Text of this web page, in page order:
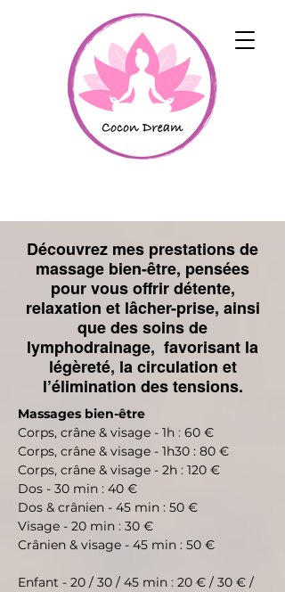
Découvrez mes prestations de
massage bien-être, pensées
pour vous offrir détente,
relaxation et lâcher-prise, ainsi
que des soins de
lymphodrainage, favorisant la
légèreté, la circulation et
l’élimination des tensions.
Massages bien-être
Corps, crâne & visage - 1h : 60 €
Corps, crâne & visage - 1h30 : 80 €
Corps, crâne & visage - 2h : 120 €
Dos - 30 min : 40 €
Dos & crânien - 45 min : 50 €
Visage - 20 min : 30 €
Crânien & visage - 45 min : 50 €
Enfant - 20 / 30 / 45 min : 20 € / 30 € /